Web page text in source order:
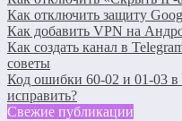
Как отключить защиту
Как добавить VPN на
Как создать канал в
советы
Код ошибки 60-02 и 01-03
исправить?
Свежие публикации